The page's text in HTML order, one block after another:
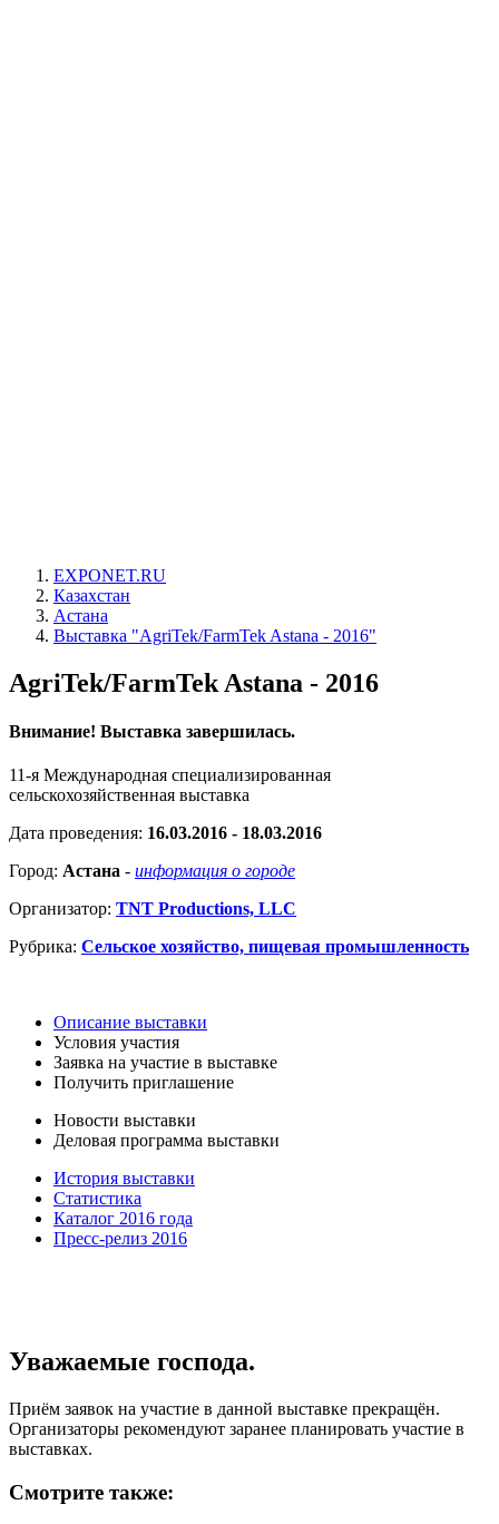
EXPONET.RU
Казахстан
Астана
Выставка "AgriTek/FarmTek Astana - 2016"
AgriTek/FarmTek Astana - 2016
Внимание! Выставка завершилась.
11-я Международная специализированная
сельскохозяйственная выставка
Дата проведения: 16.03.2016 - 18.03.2016
Город: Астана - информация о городе
Организатор: TNT Productions, LLC
Рубрика: Сельское хозяйство, пищевая промышленность
Описание выставки
Условия участия
Заявка на участие в выставке
Получить приглашение
Новости выставки
Деловая программа выставки
История выставки
Статистика
Каталог 2016 года
Пресс-релиз 2016
Уважаемые господа.
Приём заявок на участие в данной выставке прекращён.
Организаторы рекомендуют заранее планировать участие в
выставках.
Смотрите также: